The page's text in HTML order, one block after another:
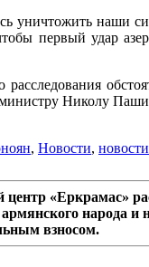
уничтожить наши
первый удар
расследования
Николу
, Новости,
«Еркрамас»
взносом.